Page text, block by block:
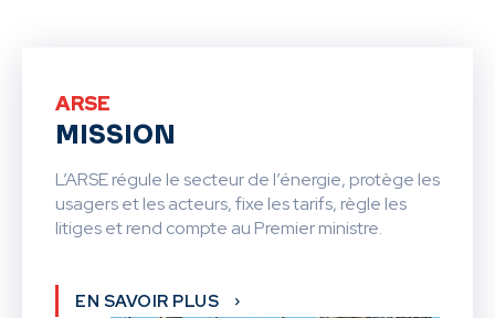
ARSE
MISSION
L’ARSE régule le secteur de l’énergie, protège les
usagers et les acteurs, fixe les tarifs, règle les
litiges et rend compte au Premier ministre.
EN SAVOIR PLUS